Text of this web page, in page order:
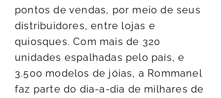
pontos de vendas, por meio de seus
distribuidores, entre lojas e
quiosques. Com mais de 320
unidades espalhadas pelo país, e
3.500 modelos de jóias, a Rommanel
faz parte do dia-a-dia de milhares de